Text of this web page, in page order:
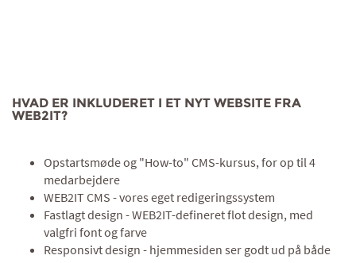
HVAD ER INKLUDERET I ET NYT WEBSITE FRA
WEB2IT?
Opstartsmøde og "How-to" CMS-kursus, for op til 4
medarbejdere
WEB2IT CMS - vores eget redigeringssystem
Fastlagt design - WEB2IT-defineret flot design, med
valgfri font og farve
Responsivt design - hjemmesiden ser godt ud på både